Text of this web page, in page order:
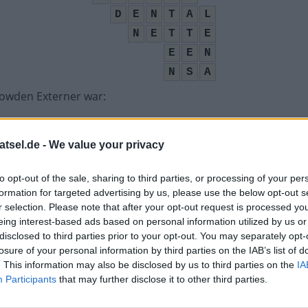
- We value your privacy
opt-out of the sale, sharing to third parties, or processing of your
for targeted advertising by us, please use the below opt-out
selection. Please note that after your opt-out request is processed
interest-based ads based on personal information utilized by us
to third parties prior to your opt-out. You may separately
of your personal information by third parties on the IAB’s list of
This information may also be disclosed by us to third parties on the
Participants that may further disclose it to other third parties.
D
E N T A
L
N
E T T
E
E
E
N
N
S A
Externer war:
:
in Dt.: